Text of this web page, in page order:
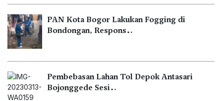
PAN Kota Bogor Lakukan Fogging di
Bondongan, Respons…
Pembebasan Lahan Tol Depok Antasari
Bojonggede Sesi…